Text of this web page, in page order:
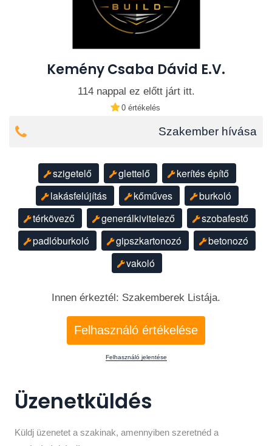
Kemény Csaba Dávid E.V.
114 nappal ez előtt járt itt.
0 értékelés
Szakember hívása
szigetelő glettelő
kerítés építő
lakásfelújítás
kőműves
burkoló
térkövező
generálkivitelező
szobafestő
padlóburkoló
gipszkartonozó
betonozó
vakoló
Innen érkeztél: Szakemberek Listája.
Felhasználó értékelése
Felhasználó jelentése
Üzenetküldés
Küldj üzenetet a szakinak, amennyiben szeretnéd a